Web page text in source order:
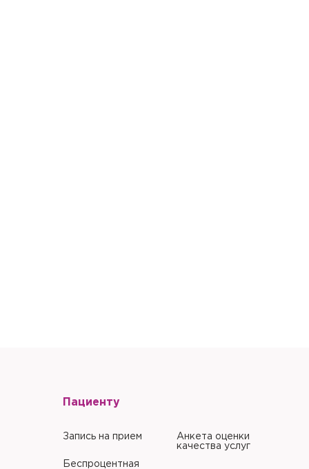
Пациенту
Запись на прием
Беспроцентная
Анкета оценки
качества услуг